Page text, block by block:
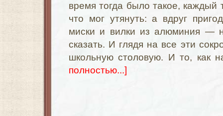
время тогда было такое, каждый
что мог утянуть: а вдруг
миски и вилки из алюминия —
сказать. И глядя на все эти
школьную столовую. И то, как
полностью...]